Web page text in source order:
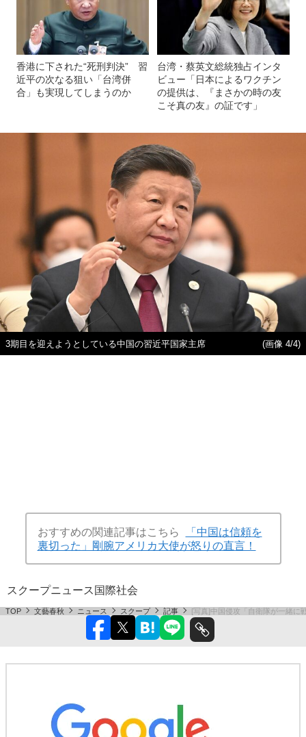
香港に下された“死刑判決” 習
近平の次なる狙い「台湾併
合」も実現してしまうのか
台湾・蔡英文総統独占インタ
ビュー「日本によるワクチン
の提供は、『まさかの時の友
こそ真の友』の証です」
3期目を迎えようとしている中国の習近平国家主席 (画像 4/4)
おすすめの関連記事はこちら
「中国は信頼を
裏切った」剛腕アメリカ大使が怒りの直言！
スクープニュース 国際社会
TOP 文藝春秋 ニュース スクープ 記事 [写真]中国侵攻「自衛隊が一緒に